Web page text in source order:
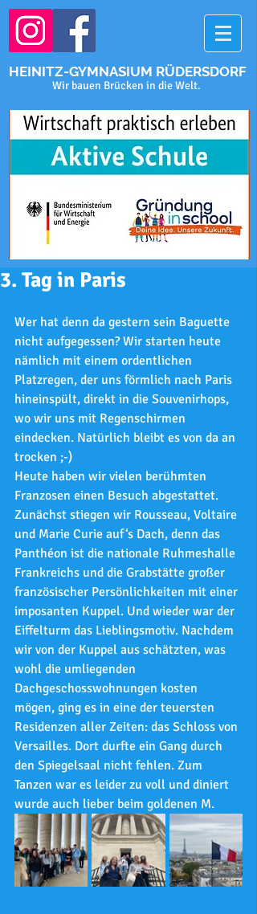
HEINITZ-GYMNASIUM RÜDERSDORF
Wir bauen Brücken in die Welt.
3. Tag in Paris
Wer hat denn da gestern sein Baguette
nicht aufgegessen? Wir starten heute
nämlich mit einem ordentlichen
Platzregen, der uns förmlich nach Paris
hineinspült, direkt in die Souvenirhops,
wo wir uns mit Regenschirmen
eindecken. Natürlich bleibt es von da an
trocken ;-)
Heute haben wir vielen berühmten
Franzosen einen Besuch abgestattet.
Zunächst stiegen wir Rousseau, Voltaire
und Marie Curie auf‘s Dach, denn das
Panthéon ist die nationale Ruhmeshalle
Frankreichs und die Grabstätte großer
französischer Persönlichkeiten mit einer
imposanten Kuppel. Und wieder war der
Eiffelturm das Lieblingsmotiv. Nachdem
wir von der Kuppel aus schätzten, was
wohl die umliegenden
Dachgeschosswohnungen kosten
mögen, ging es in eine der teuersten
Residenzen aller Zeiten: das Schloss von
Versailles. Dort durfte ein Gang durch
den Spiegelsaal nicht fehlen. Zum
Tanzen war es leider zu voll und diniert
wurde auch lieber beim goldenen M.